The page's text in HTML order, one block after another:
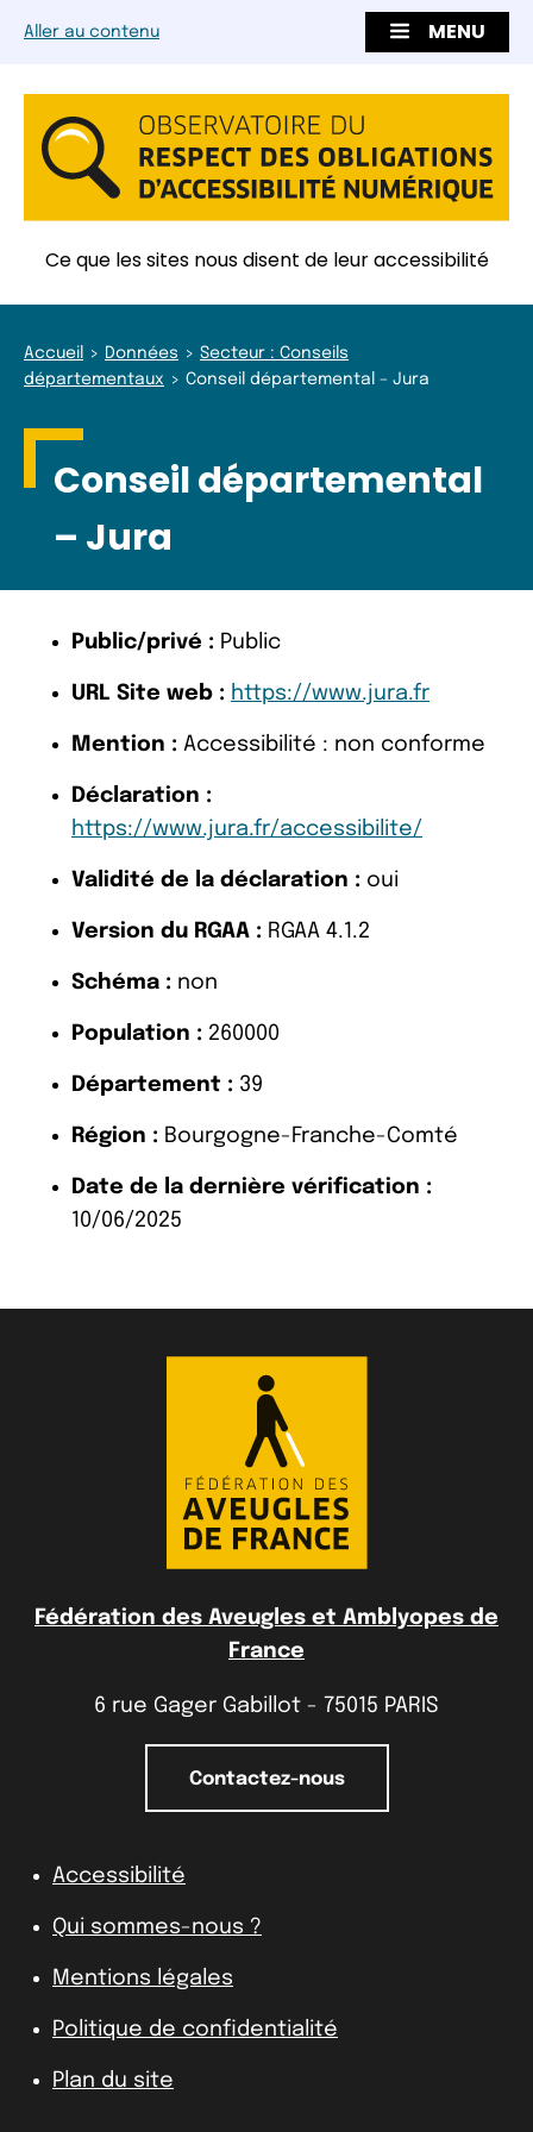
Aller au contenu MENU
Ce que les sites nous disent de leur accessibilité
Accueil Données
Secteur : Conseils
départementaux
Conseil départemental – Jura
Conseil départemental
– Jura
Public/privé : Public
URL Site web : https://www.jura.fr
Mention : Accessibilité : non conforme
Déclaration :
https://www.jura.fr/accessibilite/
Validité de la déclaration : oui
Version du RGAA : RGAA 4.1.2
Schéma : non
Population : 260000
Département : 39
Région : Bourgogne-Franche-Comté
Date de la dernière vérification :
10/06/2025
Fédération des Aveugles et Amblyopes de
France
6 rue Gager Gabillot - 75015 PARIS
Contactez-nous
Accessibilité
Qui sommes-nous ?
Mentions légales
Politique de confidentialité
Plan du site